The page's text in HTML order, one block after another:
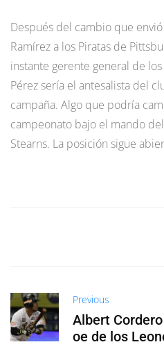
Después del cambio que
Ramírez a los Piratas de
instante gerente general de
Pérez sería el antesalista del
campaña. Algo que podría
campeonato bajo el mando
Stearns. La posición sigue
Previous
Albert
oe de los